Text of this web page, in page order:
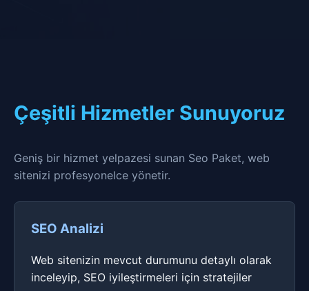
Çeşitli Hizmetler Sunuyoruz
Geniş bir hizmet yelpazesi sunan Seo Paket, web
sitenizi profesyonelce yönetir.
SEO Analizi
Web sitenizin mevcut durumunu detaylı olarak
inceleyip, SEO iyileştirmeleri için stratejiler